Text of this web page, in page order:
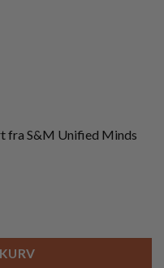
fra S&M Unified Minds